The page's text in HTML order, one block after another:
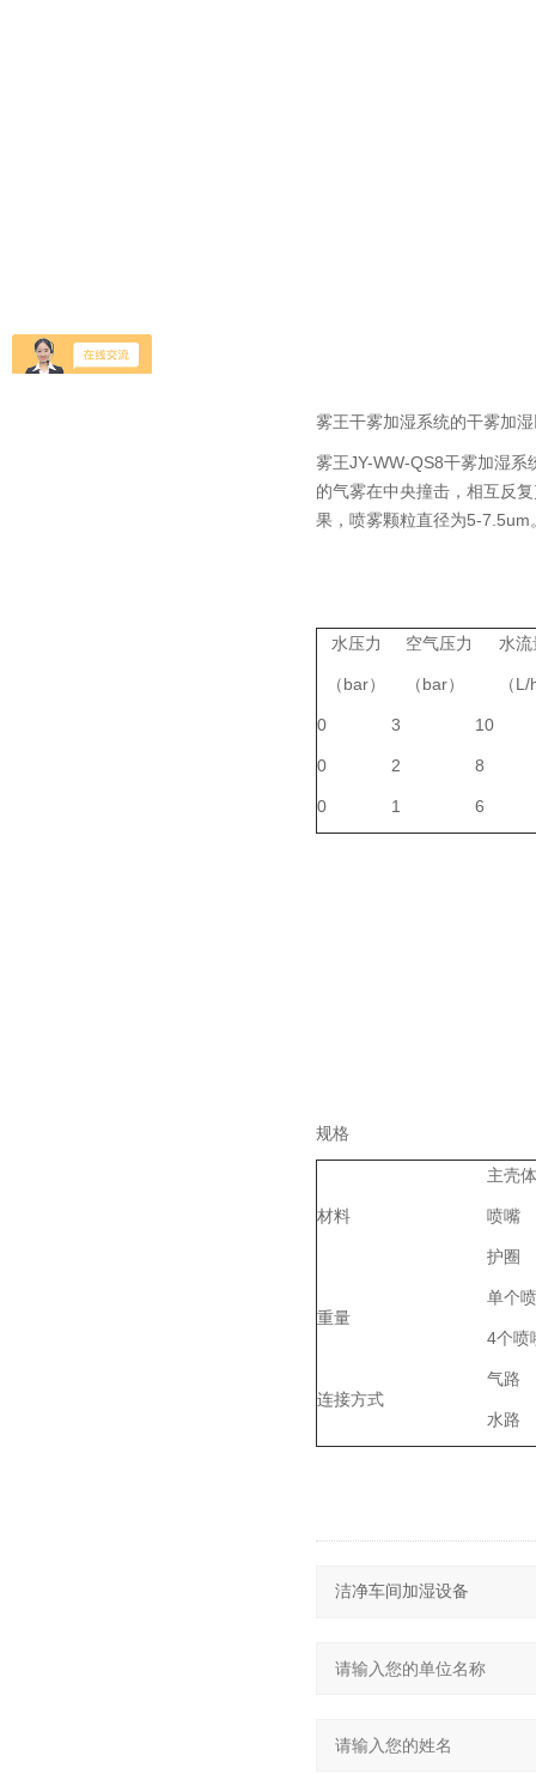
雾王干雾加湿系统的干雾加
雾王JY-WW-QS8干雾加湿
的气雾在中央撞击，相互反
果，喷雾颗粒直径为5-7.5um
水压力
（bar）
空气压力
（bar）
水流
（L/
0 3 10
0 2 8
0 1 6
规格
材料
主壳体
喷嘴
护圈
重量
单个
4个喷
连接方式
气路
水路